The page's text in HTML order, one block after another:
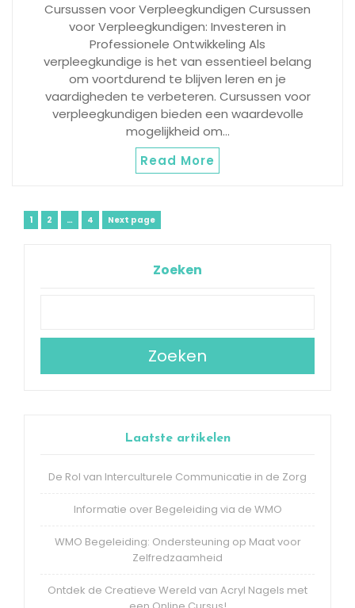
Cursussen voor Verpleegkundigen Cursussen
voor Verpleegkundigen: Investeren in
Professionele Ontwikkeling Als
verpleegkundige is het van essentieel belang
om voortdurend te blijven leren en je
vaardigheden te verbeteren. Cursussen voor
verpleegkundigen bieden een waardevolle
mogelijkheid om…
Read More
Berichtnavigatie
Page
1 Page
2 … Page
4 Next page
Zoeken
Zoeken
Laatste artikelen
De Rol van Interculturele Communicatie in de Zorg
Informatie over Begeleiding via de WMO
WMO Begeleiding: Ondersteuning op Maat voor
Zelfredzaamheid
Ontdek de Creatieve Wereld van Acryl Nagels met